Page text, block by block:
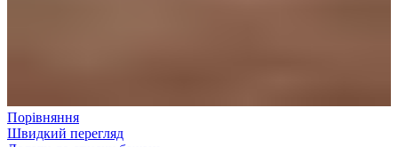
Порівняння
Швидкий перегляд